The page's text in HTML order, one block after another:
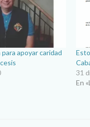
para apoyar caridad
31
En